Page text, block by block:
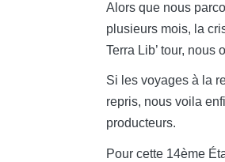
Alors que nous
plusieurs mois, la
Terra Lib’ tour, nous
Si les voyages à la
repris, nous voila
producteurs.
Pour cette 14ème